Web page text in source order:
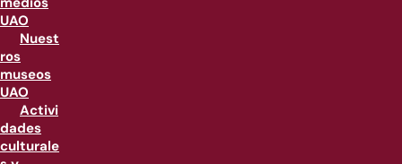
UAO
Nuest
ros
museos
UAO
Activi
dades
culturale